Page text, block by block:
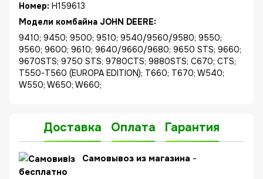
Номер: H159613
Модели комбайна JOHN DEERE:
9410; 9450; 9500; 9510; 9540/9560/9580; 9550;
9560; 9600; 9610; 9640/9660/9680; 9650 STS; 9660;
9670STS; 9750 STS; 9780CTS; 9880STS; C670; CTS;
T550-T560 (EUROPA EDITION); T660; T670; W540;
W550; W650; W660;
Доставка Оплата Гарантия
Cамовывоз из магазина -
бесплатно